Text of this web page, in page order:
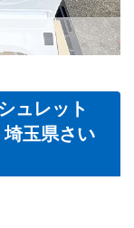
ュレット
玉県さい